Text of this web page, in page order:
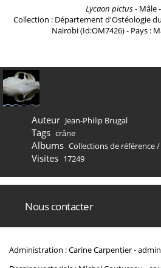
Lycaon pictus- Mâle
Collection : Département d'Ostéologie
Nairobi (Id:OM7426) - Pays :
Auteur Jean-Philip Brugal
Tags crâne
Albums Collections de référence/
Visites 17249
Nous contacter
Administration : Carine Carpentier -